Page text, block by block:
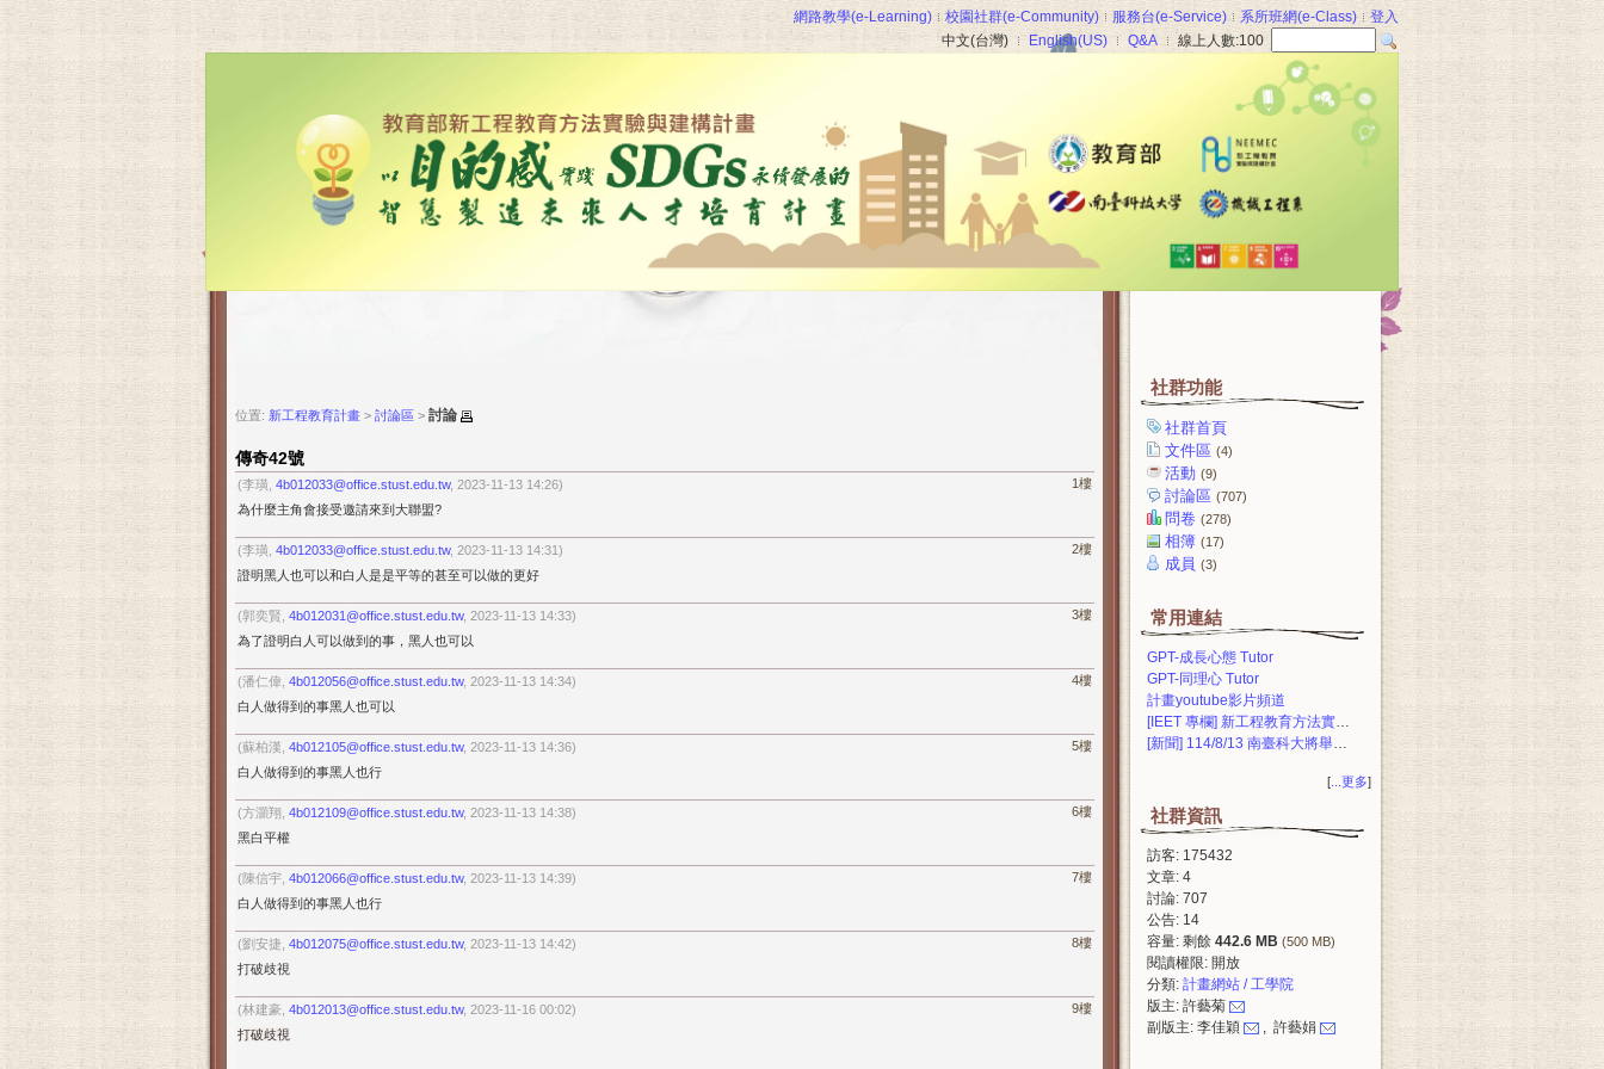
網路教學(e-Learning) 校園社群(e-Community) 服務台(e-Service) 系所班網(e-Class)
登入
中文(台灣)
English(US) Q&A 線上人數:100
社群功能
社群首頁
文件區 (4)
活動 (9)
討論區 (707)
問卷 (278)
相簿 (17)
成員 (3)
常用連結
GPT-成長心態 Tutor
GPT-同理心 Tutor
計畫youtube影片頻道
[IEET 專欄] 新工程教育方法實驗與建構計畫─主題式課群與課程改革
[新聞] 114/8/13 南臺科大將舉辦新工程計畫增能工作坊 展現課程創新與產學合作豐碩成果
[ ...更多]
社群資訊
訪客: 175432
文章: 4
討論: 707
公告: 14
容量: 剩餘 442.6 MB (500 MB)
閱讀權限: 開放
分類: 計畫網站 / 工學院
版主: 許藝菊
副版主: 李佳穎
, 許藝娟
位置: 新工程教育計畫 > 討論區 > 討論
傳奇42號
(李璜, 4b012033@office.stust.edu.tw, 2023-11-13 14:26)
1樓
為什麼主角會接受邀請來到大聯盟?
(李璜, 4b012033@office.stust.edu.tw, 2023-11-13 14:31)
2樓
證明黑人也可以和白人是是平等的甚至可以做的更好
(郭奕賢, 4b012031@office.stust.edu.tw, 2023-11-13 14:33)
3樓
為了證明白人可以做到的事，黑人也可以
(潘仁偉, 4b012056@office.stust.edu.tw, 2023-11-13 14:34)
4樓
白人做得到的事黑人也可以
(蘇柏漢, 4b012105@office.stust.edu.tw, 2023-11-13 14:36)
5樓
白人做得到的事黑人也行
(方灝翔, 4b012109@office.stust.edu.tw, 2023-11-13 14:38)
6樓
黑白平權
(陳信宇, 4b012066@office.stust.edu.tw, 2023-11-13 14:39)
7樓
白人做得到的事黑人也行
(劉安捷, 4b012075@office.stust.edu.tw, 2023-11-13 14:42)
8樓
打破歧視
(林建豪, 4b012013@office.stust.edu.tw, 2023-11-16 00:02)
9樓
打破歧視